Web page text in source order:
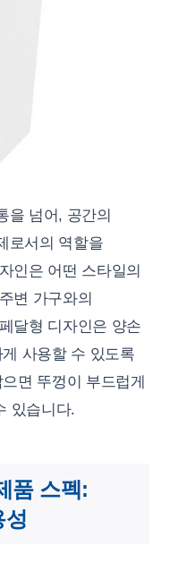
을 넘어, 공간의
로서의 역할을
인은 어떤 스타일의
변 가구와의
달형 디자인은 양손
사용할 수 있도록
면 뚜껑이 부드럽게
있습니다.
품 스펙:
성